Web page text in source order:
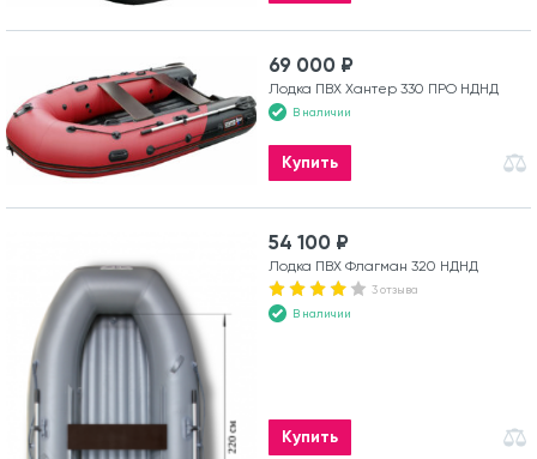
69 000 ₽
Лодка ПВХ Хантер 330 ПРО НДНД
В наличии
Купить
54 100 ₽
Лодка ПВХ Флагман 320 НДНД
3 отзыва
В наличии
Купить